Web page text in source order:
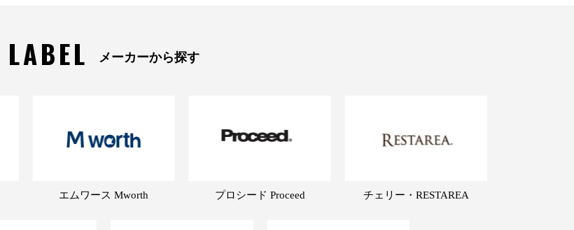
LABEL メーカーから探す
エムワース Mworth プロシード Proceed チェリー・RESTAREA